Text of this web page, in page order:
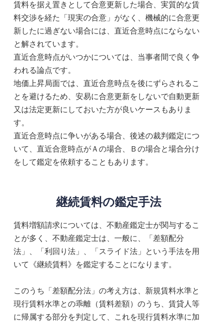
賃料を据え置きとして合意更新した場合、実質的な賃
料交渉を経た「現実の合意」がなく、機械的に合意更
新したに過ぎない場合には、直近合意時点にならない
と解されています。
直近合意時点がいつかについては、当事者間で良く争
われる論点です。
地価上昇局面では、直近合意時点を後にずらされるこ
とを避けるため、安易に合意更新をしないで自動更新
又は法定更新にしておいた方が良いケースもありま
す。
直近合意時点に争いがある場合、後述の裁判鑑定につ
いて、直近合意時点がＡの場合、Ｂの場合と場合分け
をして鑑定を依頼することもあります。
継続賃料の鑑定手法
賃料増額請求については、不動産鑑定士が関与するこ
とが多く、不動産鑑定士は、一般に、「差額配分
法」、「利回り法」、「スライド法」という手法を用
いて《継続賃料》を鑑定することになります。
このうち「差額配分法」の考え方は、新規賃料水準と
現行賃料水準との乖離（賃料差額）のうち、賃貸人等
に帰属する部分を判定して、これを現行賃料水準に加